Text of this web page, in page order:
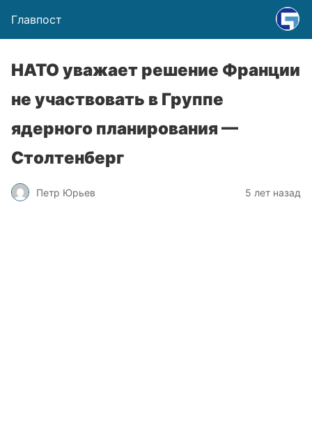
Главпост
НАТО уважает решение Франции
не участвовать в Группе
ядерного планирования —
Столтенберг
Петр Юрьев 5 лет назад